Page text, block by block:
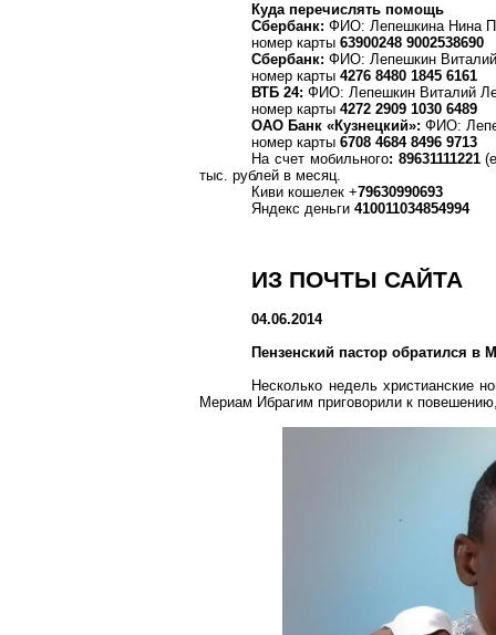
Куда перечислять помощь
Сбербанк: ФИО: Лепешкина Нина
номер карты63900248 9002538690
Сбербанк: ФИО: Лепешкин
номер карты4276 8480 1845 6161
ВТБ 24: ФИО: Лепешкин Виталий
номер карты4272 2909 1030 6489
ОАО Банк «Кузнецкий»: ФИО:
номер карты6708 4684 8496 9713
На счет мобильного: 89631111221
тыс. рублей в месяц.
Киви кошелек +79630990693
Яндекс деньги410011034854994
ИЗ ПОЧТЫ САЙТА
04.06.2014
Пензенский пастор обратился в
Несколько недель христианские
Мериам Ибрагим приговорили к